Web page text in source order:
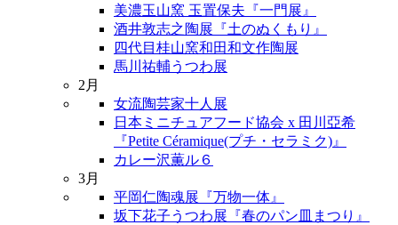
美濃玉山窯 玉置保夫『一門展』
酒井敦志之陶展『土のぬくもり』
四代目桂山窯和田和文作陶展
馬川祐輔うつわ展
2月
女流陶芸家十人展
日本ミニチュアフード協会 x 田川亞希
『Petite Céramique(プチ・セラミク)』
カレー沢薫ル６
3月
平岡仁陶魂展『万物一体』
坂下花子うつわ展『春のパン皿まつり』